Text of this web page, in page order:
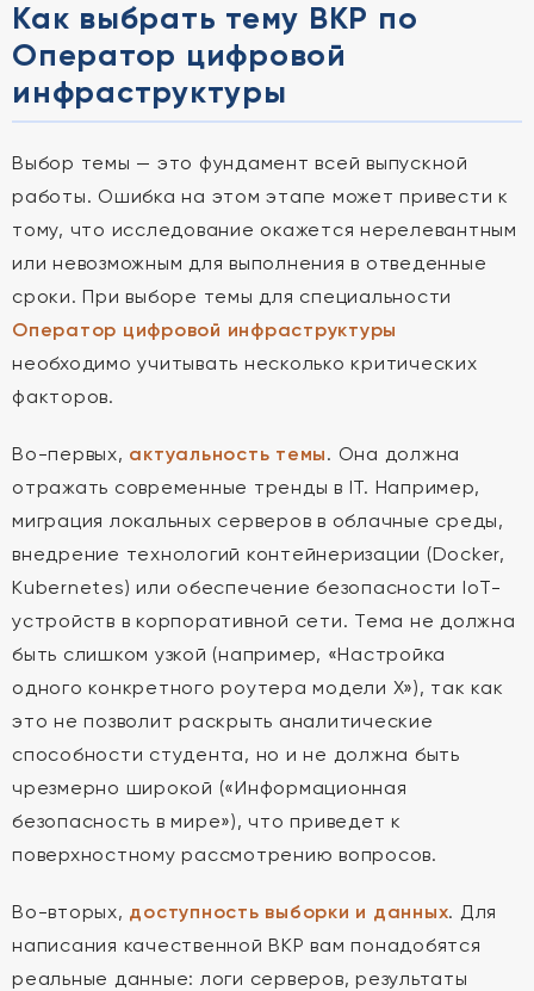
Как выбрать тему ВКР по
Оператор цифровой
инфраструктуры
Выбор темы — это фундамент всей выпускной
работы. Ошибка на этом этапе может привести к
тому, что исследование окажется нерелевантным
или невозможным для выполнения в отведенные
сроки. При выборе темы для специальности
Оператор цифровой инфраструктуры
необходимо учитывать несколько критических
факторов.
Во-первых, актуальность темы. Она должна
отражать современные тренды в IT. Например,
миграция локальных серверов в облачные среды,
внедрение технологий контейнеризации (Docker,
Kubernetes) или обеспечение безопасности IoT-
устройств в корпоративной сети. Тема не должна
быть слишком узкой (например, «Настройка
одного конкретного роутера модели X»), так как
это не позволит раскрыть аналитические
способности студента, но и не должна быть
чрезмерно широкой («Информационная
безопасность в мире»), что приведет к
поверхностному рассмотрению вопросов.
Во-вторых, доступность выборки и данных. Для
написания качественной ВКР вам понадобятся
реальные данные: логи серверов, результаты